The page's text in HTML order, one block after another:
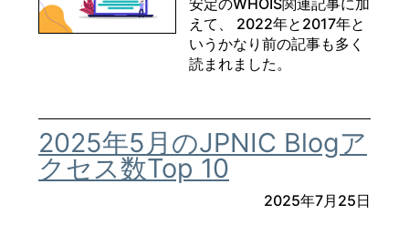
安定のWHOIS関連記事に加
えて、 2022年と2017年と
いうかなり前の記事も多く
読まれました。
2025年5月のJPNIC Blogア
クセス数Top 10
2025年7月25日